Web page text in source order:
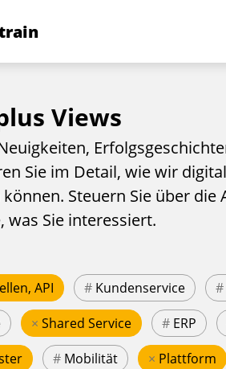
Views
Sie im Detail, wie wir
Steuern Sie über die
was Sie interessiert.
API # Kundenservice #
× Shared Service # ERP
# Mobilität × Plattform